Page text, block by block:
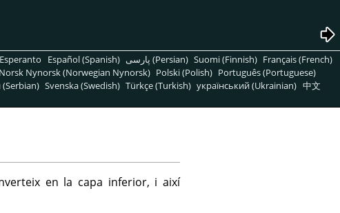
Esperanto Español (Spanish) پارسی (Persian) Suomi (Finnish) Français (French)
Norsk Nynorsk (Norwegian Nynorsk) Polski (Polish) Português (Portuguese)
Svenska (Swedish) Türkçe (Turkish) український (Ukrainian) 中文
en la capa inferior, i així